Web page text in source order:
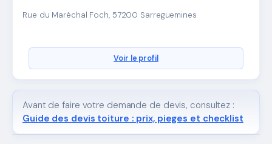
Rue du Maréchal Foch, 57200 Sarreguemines
Voir le profil
Avant de faire votre demande de devis, consultez :
Guide des devis toiture : prix, pieges et checklist